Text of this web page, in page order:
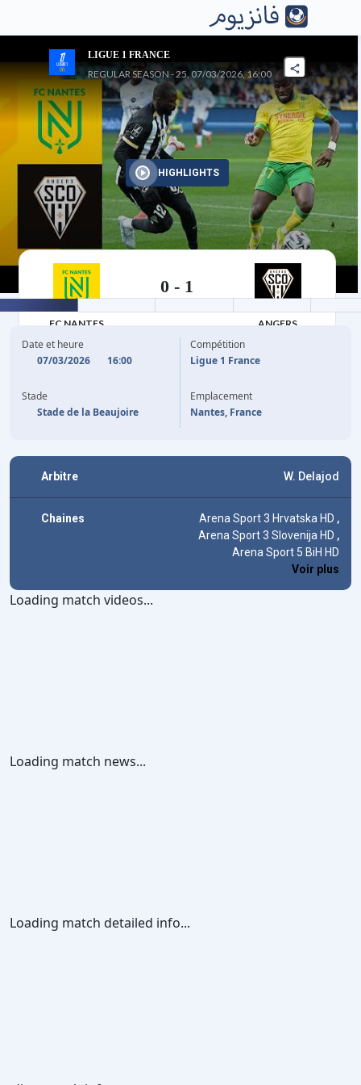
LIGUE 1 FRANCE
REGULAR SEASON - 25, 07/03/2026, 16:00
HIGHLIGHTS
FC NANTES
0 - 1
ANGERS
Date et heure
07/03/2026
16:00
Stade
Stade de la Beaujoire
Compétition
Ligue 1 France
Emplacement
Nantes, France
Arbitre W. Delajod
Chaines Arena Sport 3 Hrvatska HD ,
Arena Sport 3 Slovenija HD ,
Arena Sport 5 BiH HD
Voir plus
Loading match videos...
Loading match news...
Loading match detailed info...